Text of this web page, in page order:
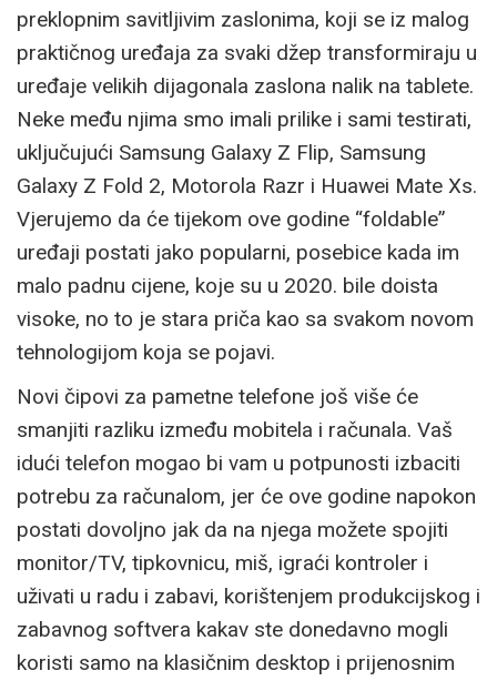
preklopnim savitljivim zaslonima, koji se iz malog
praktičnog uređaja za svaki džep transformiraju u
uređaje velikih dijagonala zaslona nalik na tablete.
Neke među njima smo imali prilike i sami testirati,
uključujući Samsung Galaxy Z Flip, Samsung
Galaxy Z Fold 2, Motorola Razr i Huawei Mate Xs.
Vjerujemo da će tijekom ove godine “foldable”
uređaji postati jako popularni, posebice kada im
malo padnu cijene, koje su u 2020. bile doista
visoke, no to je stara priča kao sa svakom novom
tehnologijom koja se pojavi.
Novi čipovi za pametne telefone još više će
smanjiti razliku između mobitela i računala. Vaš
idući telefon mogao bi vam u potpunosti izbaciti
potrebu za računalom, jer će ove godine napokon
postati dovoljno jak da na njega možete spojiti
monitor/TV, tipkovnicu, miš, igraći kontroler i
uživati u radu i zabavi, korištenjem produkcijskog i
zabavnog softvera kakav ste donedavno mogli
koristi samo na klasičnim desktop i prijenosnim